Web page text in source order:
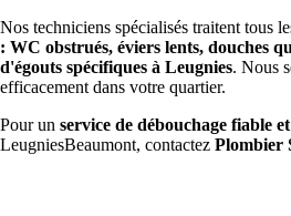
Nos techniciens spécialisés traitent tous
: WC obstrués, éviers lents, douches
d'égouts spécifiques à Leugnies. Nous
efficacement dans votre quartier.
Pour un service de débouchage fiable
LeugniesBeaumont, contactez Plombier